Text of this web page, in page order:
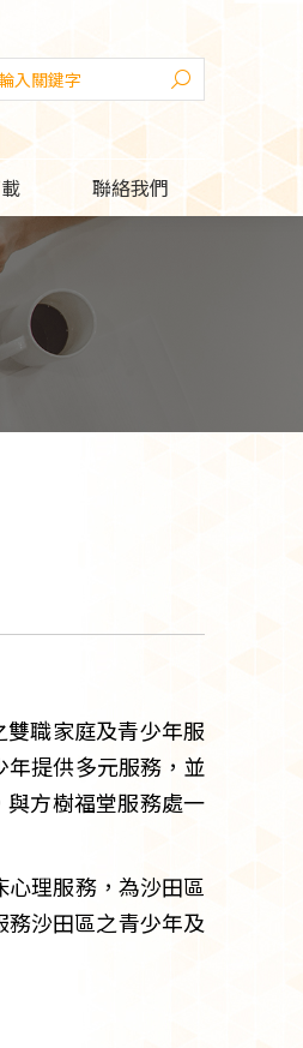
聯絡我們
職家庭及青少年服
提供多元服務，並
方樹福堂服務處一
理服務，為沙田區
沙田區之青少年及